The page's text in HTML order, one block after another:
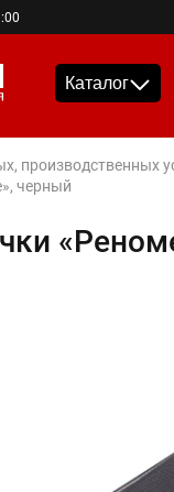
Каталог
производственных
черный